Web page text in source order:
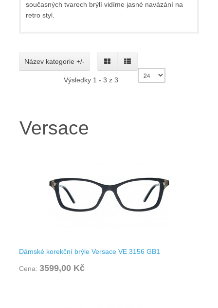
současných tvarech brýlí vidíme jasné navázání na
retro styl.
Název kategorie +/-
Výsledky 1 - 3 z 3
Versace
Dámské korekční brýle Versace VE 3156 GB1
Cena: 3599,00 Kč